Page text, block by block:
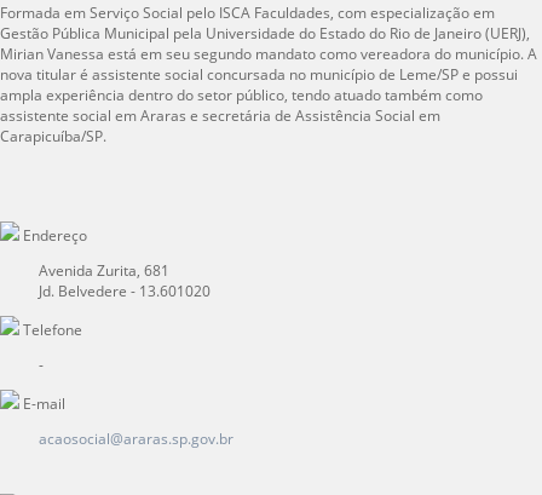
Formada em Serviço Social pelo ISCA Faculdades, com especialização em
Gestão Pública Municipal pela Universidade do Estado do Rio de Janeiro (UERJ),
Mirian Vanessa está em seu segundo mandato como vereadora do município. A
nova titular é assistente social concursada no município de Leme/SP e possui
ampla experiência dentro do setor público, tendo atuado também como
assistente social em Araras e secretária de Assistência Social em
Carapicuíba/SP.
Endereço
Avenida Zurita, 681
Jd. Belvedere - 13.601020
Telefone
-
E-mail
acaosocial@araras.sp.gov.br